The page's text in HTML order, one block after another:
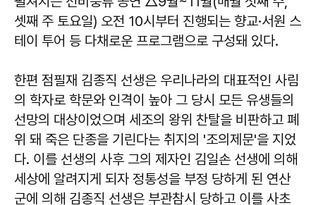
셋째 주 토요일) 오전 10시부터 진행되는 향교·서원 스
테이 투어 등 다채로운 프로그램으로 구성돼 있다.
한편 점필재 김종직 선생은 우리나라의 대표적인 사림
의 학자로 학문와 인격이 높아 그 당시 모든 유생들의
선망의 대상이었으며 세조의 왕위 찬탈을 비판하고 폐
위 돼 죽은 단종을 기린다는 취지의 '조의제문'을 지었
다. 이를 선생의 사후 그의 제자인 김일손 선생에 의해
세상에 알려지게 되자 정통성을 부정 당하게 된 연산
군에 의해 김종직 선생은 부관참시 당하고 이를 사초